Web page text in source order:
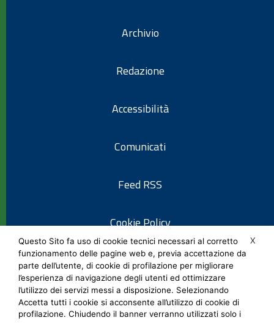
Archivio
Redazione
Accessibilità
Comunicati
Feed RSS
Cookie Policy
Informativa privacy
Note legali
X
Questo Sito fa uso di cookie tecnici necessari al corretto
funzionamento delle pagine web e, previa accettazione da
parte dell’utente, di cookie di profilazione per migliorare
l’esperienza di navigazione degli utenti ed ottimizzare
l’utilizzo dei servizi messi a disposizione. Selezionando
Accetta tutti i cookie si acconsente all’utilizzo di cookie di
profilazione. Chiudendo il banner verranno utilizzati solo i